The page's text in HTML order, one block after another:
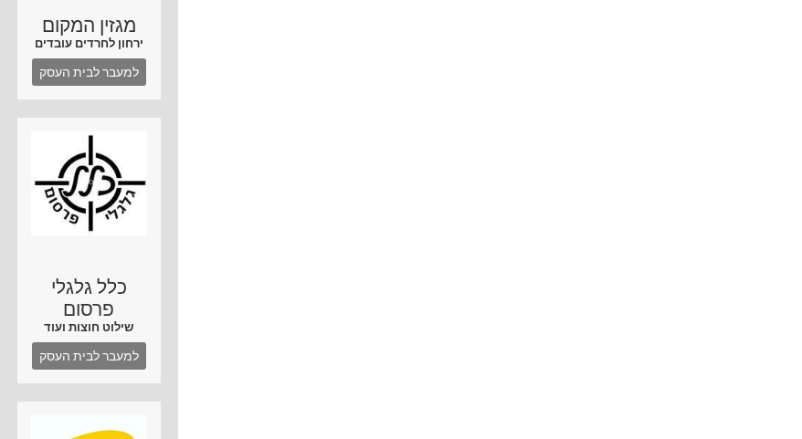
מגזין המקום
ירחון לחרדים עובדים
למעבר לבית העסק
כלל גלגלי
פרסום
שילוט חוצות ועוד
למעבר לבית העסק